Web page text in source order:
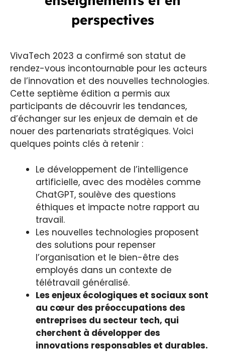
perspectives
VivaTech 2023 a confirmé son statut de
rendez-vous incontournable pour les acteurs
de l’innovation et des nouvelles technologies.
Cette septième édition a permis aux
participants de découvrir les tendances,
d’échanger sur les enjeux de demain et de
nouer des partenariats stratégiques. Voici
quelques points clés à retenir :
Le développement de l’intelligence
artificielle, avec des modèles comme
ChatGPT, soulève des questions
éthiques et impacte notre rapport au
travail.
Les nouvelles technologies proposent
des solutions pour repenser
l’organisation et le bien-être des
employés dans un contexte de
télétravail généralisé.
Les enjeux écologiques et sociaux sont
au cœur des préoccupations des
entreprises du secteur tech, qui
cherchent à développer des
innovations responsables et durables.